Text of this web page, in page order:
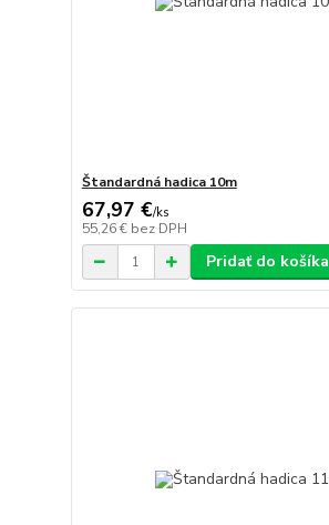
Štandardná hadica 10m
67,97 €/ks
55,26 € bez DPH
Pridať do košíka